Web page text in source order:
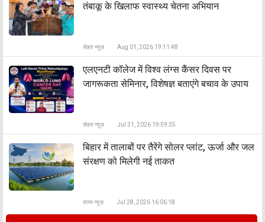
तंबाकू के खिलाफ स्वास्थ्य चेतना अभियान
सेहत न्यूज़ Aug 01, 2026 19:11:48
एलएनटी कॉलेज में विश्व लंग्स कैंसर दिवस पर
जागरूकता सेमिनार, विशेषज्ञ बताएंगे बचाव के उपाय
सेहत न्यूज़ Jul 31, 2026 19:59:35
बिहार में तालाबों पर तैरेंगे सोलर प्लांट, ऊर्जा और जल
संरक्षण को मिलेगी नई ताकत
राज्य न्यूज़ Jul 28, 2026 16:06:18